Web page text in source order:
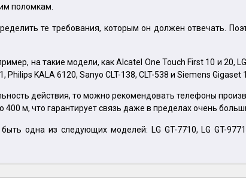
поломкам.
те требования, которым он должен отвечать.
на такие модели, как Alcatel One Touch First 10 и 20,
KALA 6120, Sanyo CLT-138, CLT-538 и Siemens Gigaset
действия, то можно рекомендовать телефоны
м, что гарантирует связь даже в пределах очень
одна из следующих моделей: LG GT-7710, LG GT-